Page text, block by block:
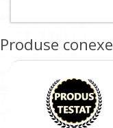
Produse conexe